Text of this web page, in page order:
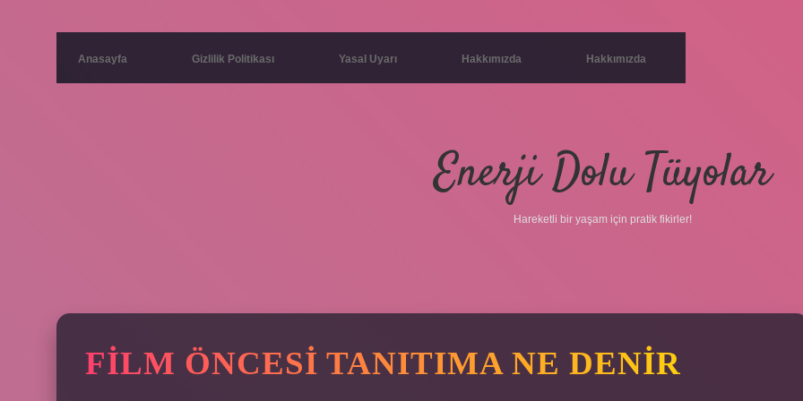
Anasayfa Gizlilik Politikası Yasal Uyarı Hakkımızda Hakkımızda
Enerji Dolu Tüyolar
Hareketli bir yaşam için pratik fikirler!
FILM ÖNCESI TANITIMA NE DENIR